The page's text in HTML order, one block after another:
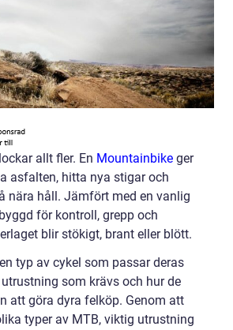
allt fler. En Mountainbike ger
asfalten, hitta nya stigar och
nära håll. Jämfört med en vanlig
för kontroll, grepp och
blir stökigt, brant eller blött.
typ av cykel som passar deras
som krävs och hur de
att göra dyra felköp. Genom att
typer av MTB, viktig utrustning